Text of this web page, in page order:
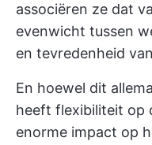
associëren ze dat
evenwicht tussen
en tevredenheid
En hoewel dit
heeft flexibiliteit op
enorme impact op